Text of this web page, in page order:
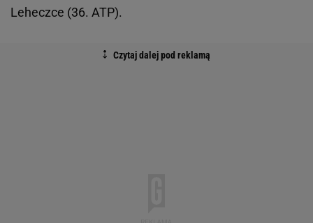
Leheczce (36. ATP).